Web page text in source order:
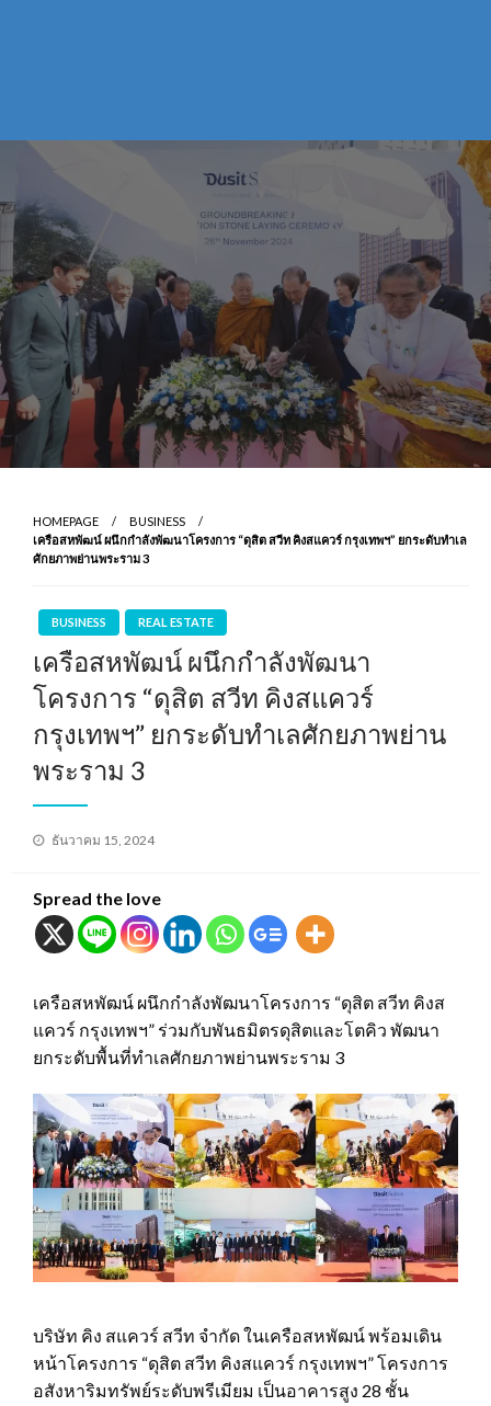
HOMEPAGE
BUSINESS
เครือสหพัฒน์ ผนึกกำลังพัฒนาโครงการ “ดุสิต สวีท คิงสแควร์ กรุงเทพฯ” ยกระดับทำเล
ศักยภาพย่านพระราม 3
BUSINESS REAL ESTATE
เครือสหพัฒน์ ผนึกกำลังพัฒนา
โครงการ “ดุสิต สวีท คิงสแควร์
กรุงเทพฯ” ยกระดับทำเลศักยภาพย่าน
พระราม 3
Posted
ธันวาคม 15, 2024
Spread the love
เครือสหพัฒน์ ผนึกกำลังพัฒนาโครงการ “ดุสิต สวีท คิงส
แควร์ กรุงเทพฯ” ร่วมกับพันธมิตรดุสิตและโตคิว พัฒนา
ยกระดับพื้นที่ทำเลศักยภาพย่านพระราม 3
บริษัท คิง สแควร์ สวีท จำกัด ในเครือสหพัฒน์ พร้อมเดิน
หน้าโครงการ “ดุสิต สวีท คิงสแควร์ กรุงเทพฯ” โครงการ
อสังหาริมทรัพย์ระดับพรีเมียม เป็นอาคารสูง 28 ชั้น